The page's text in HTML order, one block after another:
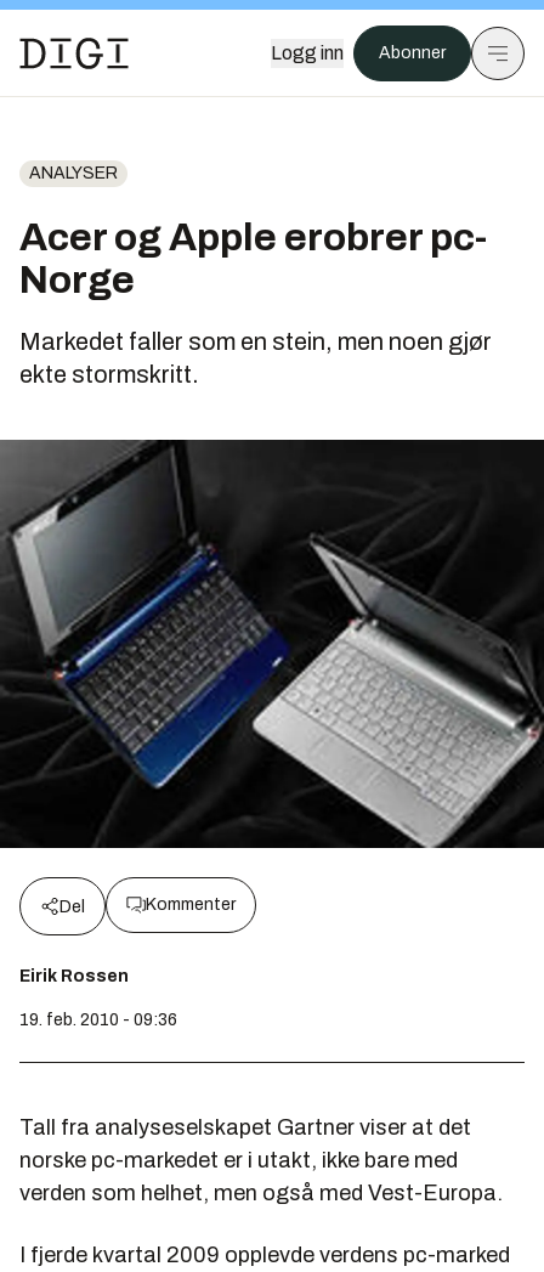
Logg inn Abonner
ANALYSER
Acer og Apple erobrer pc-
Norge
Markedet faller som en stein, men noen gjør
ekte stormskritt.
Del Kommenter
Eirik Rossen
19. feb. 2010 - 09:36
Tall fra analyseselskapet Gartner viser at det
norske pc-markedet er i utakt, ikke bare med
verden som helhet, men også med Vest-Europa.
I fjerde kvartal 2009 opplevde verdens pc-marked